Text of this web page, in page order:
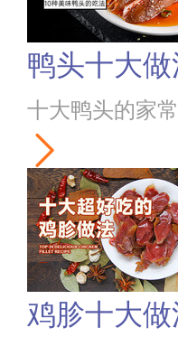
鸭头十大做
十大鸭头的家
鸡胗十大做